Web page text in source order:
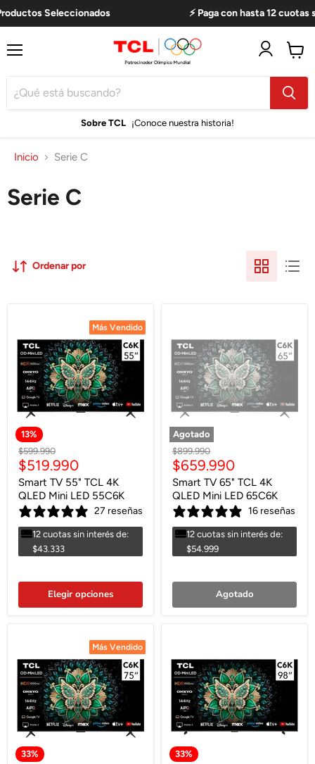
Seleccionados ⚡ Paga con hasta 12
Sobre TCL ¡Conoce nuestra historia!
carro
Inicio Serie C
Serie C
Ordenar por
Más Vendido
13%
Más Vendido
Precio
original
$599.990
Precio
actual
$519.990
Smart TV 55" TCL 4K
QLED Mini LED 55C6K
27 reseñas
12 cuotas sin interés de:
$43.333
Elegir opciones
Agotado
Precio
original
$899.990
Precio
actual
$659.990
Smart TV 65" TCL 4K
QLED Mini LED 65C6K
16 reseñas
12 cuotas sin interés de:
$54.999
Agotado
Más Vendido
33%
Más Vendido
33%